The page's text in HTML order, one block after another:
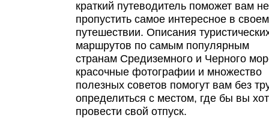
краткий путеводитель поможет вам не
пропустить самое интересное в своем
путешествии. Описания
маршрутов по самым популярным
странам Средиземного и Черного
красочные фотографии и множество
полезных советов помогут вам без
определиться с местом, где бы вы
провести свой отпуск.